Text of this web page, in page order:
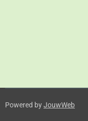
Powered byJouwWeb